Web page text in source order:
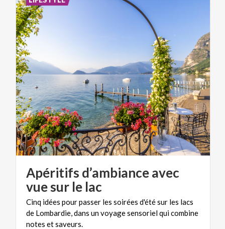
Apéritifs d’ambiance avec
vue sur le lac
Cinq idées pour passer les soirées d'été sur les lacs
de Lombardie, dans un voyage sensoriel qui combine
notes et saveurs.